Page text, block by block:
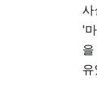
사
'
유